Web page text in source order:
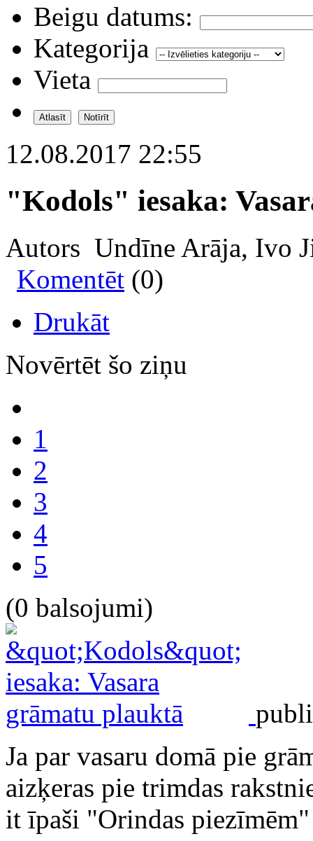
Beigu datums:
Kategorija
Vieta
12.08.2017 22:55
"Kodols" iesaka:
Autors Undīne Arāja, Ivo
Komentēt (0)
Drukāt
Novērtēt šo ziņu
1
2
3
4
5
(0 balsojumi)
Ja par vasaru domā pie
aizķeras pie trimdas
it īpaši "Orindas